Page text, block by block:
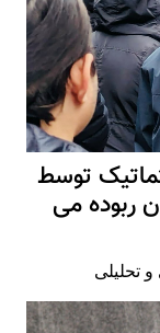
توسط
ربوده می
تحلیلی